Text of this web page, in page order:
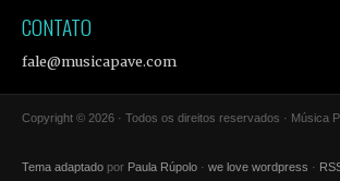
CONTATO
fale@musicapave.com
Copyright © 2026 · Todos os direitos reservados · Música
Tema adaptado por Paula Rúpolo · we love wordpress ·